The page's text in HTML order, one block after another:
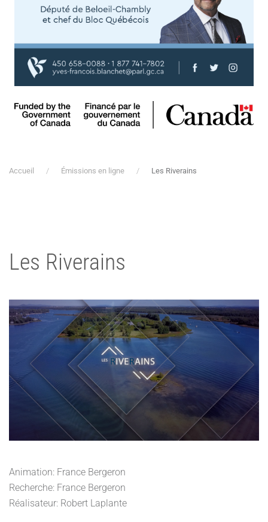
Accueil Émissions en ligne Les Riverains
Les Riverains
Animation: France Bergeron
Recherche: France Bergeron
Réalisateur: Robert Laplante